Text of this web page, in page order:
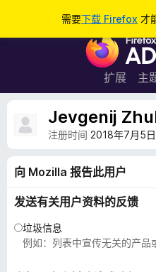
需要下载 Firefox 才
扩展 主
Jevgenij
注册时间 2018年7月5日
向 Mozilla 报告此用户
发送有关用户资料的反馈
垃圾信息
例如：列表中宣传无关的产品